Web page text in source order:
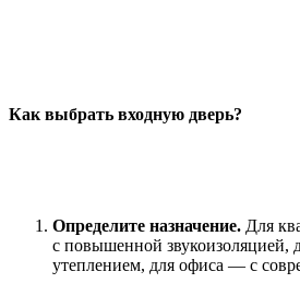
Как выбрать входную дверь?
Определите назначение. Для
с повышенной звукоизоляцией,
утеплением, для офиса — с